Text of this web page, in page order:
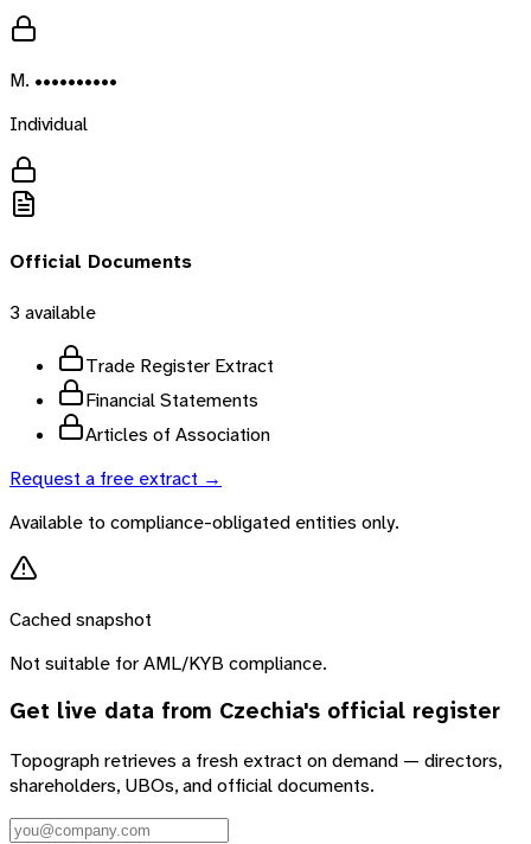
M. ••••••••••
Individual
Official Documents
3 available
Trade Register Extract
Financial Statements
Articles of Association
Request a free extract →
Available to compliance-obligated entities only.
Cached snapshot
Not suitable for AML/KYB compliance.
Get live data from Czechia's official register
Topograph retrieves a fresh extract on demand — directors,
shareholders, UBOs, and official documents.